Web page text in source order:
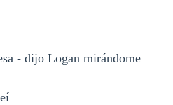
- dijo Logan mirándome